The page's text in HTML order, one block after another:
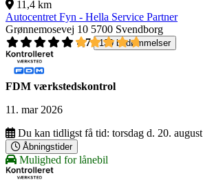
11,4 km
Autocentret Fyn - Hella Service Partner
Grønnemosevej 10 5700 Svendborg
4,7
139 bedømmelser
FDM værkstedskontrol
11. mar 2026
Du kan tidligst få tid: torsdag d. 20. august
Åbningstider
Mulighed for lånebil